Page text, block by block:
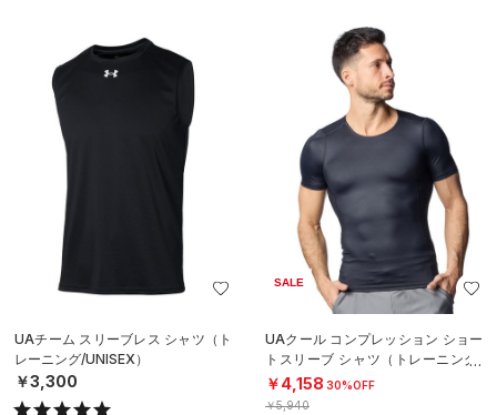
UAチーム スリーブレス シャツ（ト
レーニング/UNISEX）
￥3,300
SALE
UAクール コンプレッション ショー
トスリーブ シャツ（トレーニング/
MEN）
￥4,158 30%OFF
￥5,940